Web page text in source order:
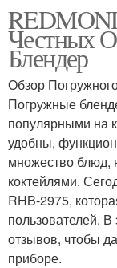
Честных
Блендер
Обзор
Погружные
популярными на
удобны,
множество блюд,
коктейлями.
RHB-2975,
пользователей.
отзывов, чтобы
приборе.